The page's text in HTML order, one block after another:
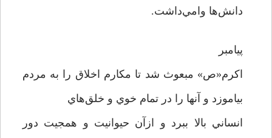
دانش‌ها وامي‌داشت.
پيامبر
اکرم«ص» مبعوث شد تا مکارم اخلاق را به مردم
بياموزد و آنها را در تمام خوي و خلق‌هاي
انساني بالا ببرد و ازآن حيوانيت و همجيت دور